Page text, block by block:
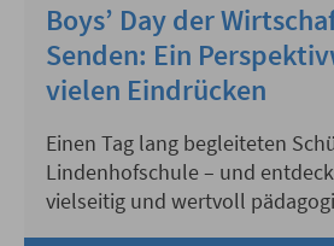
Boys’ Day der
Senden: Ein
vielen Eindrücken
Einen Tag lang begleiteten
Lindenhofschule – und
vielseitig und wertvoll